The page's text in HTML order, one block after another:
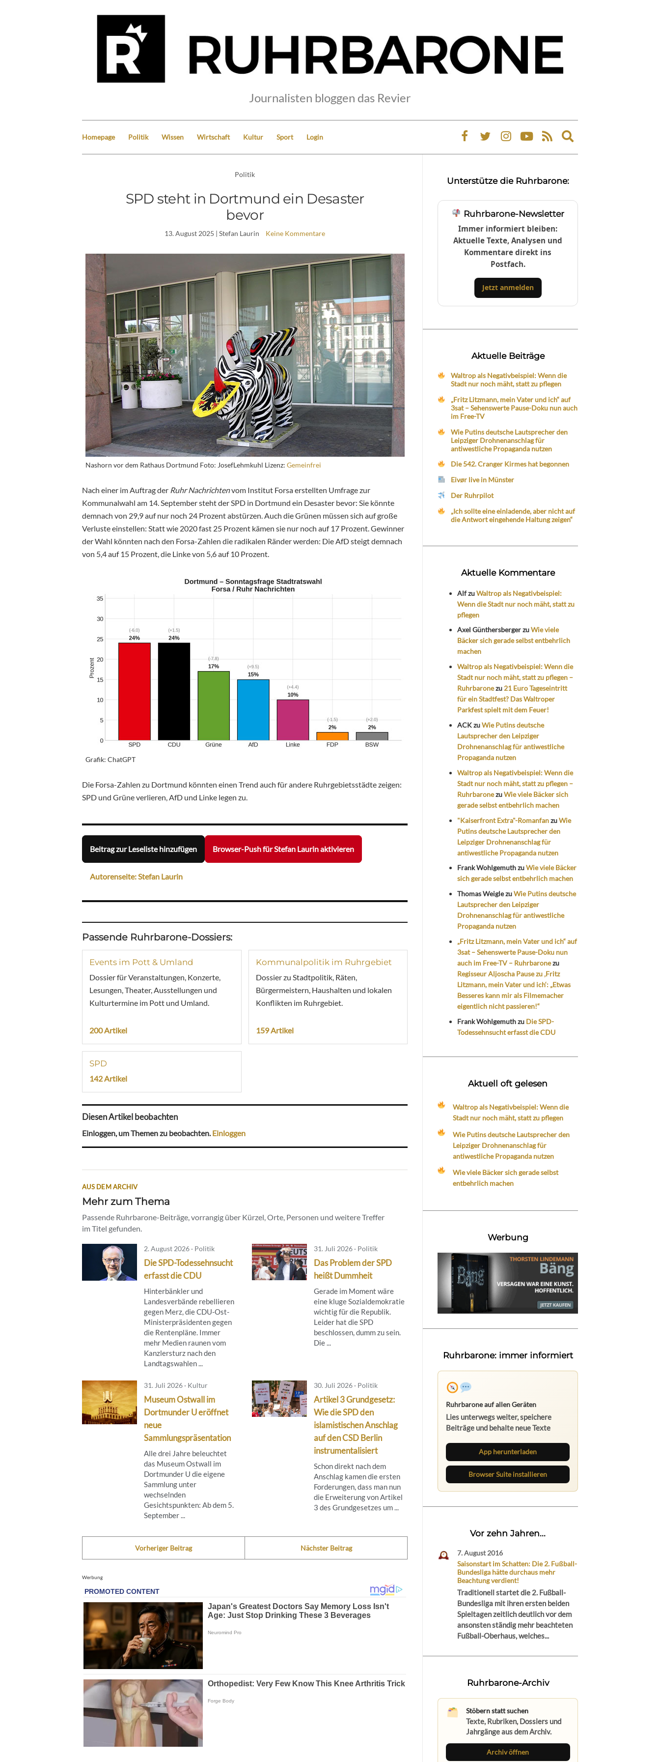
Journalisten bloggen das Revier
Homepage Politik Wissen Wirtschaft Kultur Sport Login
Expand
search
Politik
SPD steht in Dortmund ein Desaster
bevor
13. August 2025 | Stefan Laurin Keine Kommentare
Nashorn vor dem Rathaus Dortmund Foto: JosefLehmkuhl Lizenz: Gemeinfrei
Nach einer im Auftrag der Ruhr Nachrichtenvom Institut Forsa erstellten Umfrage zur
Kommunalwahl am 14. September steht der SPD in Dortmund ein Desaster bevor: Sie könnte
demnach von 29,9 auf nur noch 24 Prozent abstürzen. Auch die Grünen müssen sich auf große
Verluste einstellen: Statt wie 2020 fast 25 Prozent kämen sie nur noch auf 17 Prozent. Gewinner
der Wahl könnten nach den Forsa-Zahlen die radikalen Ränder werden: Die AfD steigt demnach
von 5,4 auf 15 Prozent, die Linke von 5,6 auf 10 Prozent.
Grafik: ChatGPT
Die Forsa-Zahlen zu Dortmund könnten einen Trend auch für andere Ruhrgebietsstädte zeigen:
SPD und Grüne verlieren, AfD und Linke legen zu.
Beitrag zur Leseliste hinzufügen Browser-Push für Stefan Laurin aktivieren
Autorenseite: Stefan Laurin
Passende Ruhrbarone-Dossiers:
Events im Pott & Umland
Dossier für Veranstaltungen, Konzerte,
Lesungen, Theater, Ausstellungen und
Kulturtermine im Pott und Umland.
200 Artikel
Kommunalpolitik im Ruhrgebiet
Dossier zu Stadtpolitik, Räten,
Bürgermeistern, Haushalten und lokalen
Konflikten im Ruhrgebiet.
159 Artikel
SPD
142 Artikel
Diesen Artikel beobachten
Einloggen, um Themen zu beobachten.Einloggen
AUS DEM ARCHIV
Mehr zum Thema
Passende Ruhrbarone-Beiträge, vorrangig über Kürzel, Orte, Personen und weitere Treffer
im Titel gefunden.
2. August 2026 · Politik
Die SPD-Todessehnsucht
erfasst die CDU
Hinterbänkler und
Landesverbände rebellieren
gegen Merz, die CDU-Ost-
Ministerpräsidenten gegen
die Rentenpläne. Immer
mehr Medien raunen vom
Kanzlersturz nach den
Landtagswahlen ...
31. Juli 2026 · Politik
Das Problem der SPD
heißt Dummheit
Gerade im Moment wäre
eine kluge Sozialdemokratie
wichtig für die Republik.
Leider hat die SPD
beschlossen, dumm zu sein.
Die ...
31. Juli 2026 · Kultur
Museum Ostwall im
Dortmunder U eröffnet
neue
Sammlungspräsentation
Alle drei Jahre beleuchtet
das Museum Ostwall im
Dortmunder U die eigene
Sammlung unter
wechselnden
Gesichtspunkten: Ab dem 5.
September ...
30. Juli 2026 · Politik
Artikel 3 Grundgesetz:
Wie die SPD den
islamistischen Anschlag
auf den CSD Berlin
instrumentalisiert
Schon direkt nach dem
Anschlag kamen die ersten
Forderungen, dass man nun
die Erweiterung von Artikel
3 des Grundgesetzes um ...
Vorheriger Beitrag Nächster Beitrag
Werbung
Unterstütze die Ruhrbarone:
Ruhrbarone-Newsletter
Immer informiert bleiben:
Aktuelle Texte, Analysen und
Kommentare direkt ins
Postfach.
Jetzt anmelden
Aktuelle Beiträge
Waltrop als Negativbeispiel: Wenn die
Stadt nur noch mäht, statt zu pflegen
„Fritz Litzmann, mein Vater und ich“ auf
3sat – Sehenswerte Pause-Doku nun auch
im Free-TV
Wie Putins deutsche Lautsprecher den
Leipziger Drohnenanschlag für
antiwestliche Propaganda nutzen
Die 542. Cranger Kirmes hat begonnen
Eivør live in Münster
Der Ruhrpilot
„Ich sollte eine einladende, aber nicht auf
die Antwort eingehende Haltung zeigen“
Aktuelle Kommentare
AlfzuWaltrop als Negativbeispiel:
Wenn die Stadt nur noch mäht, statt zu
pflegen
Axel GünthersbergerzuWie viele
Bäcker sich gerade selbst entbehrlich
machen
Waltrop als Negativbeispiel: Wenn die
Stadt nur noch mäht, statt zu pflegen –
Ruhrbaronezu 21 Euro Tageseintritt
für ein Stadtfest? Das Waltroper
Parkfest spielt mit dem Feuer!
ACKzuWie Putins deutsche
Lautsprecher den Leipziger
Drohnenanschlag für antiwestliche
Propaganda nutzen
Waltrop als Negativbeispiel: Wenn die
Stadt nur noch mäht, statt zu pflegen –
RuhrbaronezuWie viele Bäcker sich
gerade selbst entbehrlich machen
"Kaiserfront Extra"-RomanfanzuWie
Putins deutsche Lautsprecher den
Leipziger Drohnenanschlag für
antiwestliche Propaganda nutzen
Frank WohlgemuthzuWie viele Bäcker
sich gerade selbst entbehrlich machen
Thomas WeiglezuWie Putins deutsche
Lautsprecher den Leipziger
Drohnenanschlag für antiwestliche
Propaganda nutzen
„Fritz Litzmann, mein Vater und ich“ auf
3sat – Sehenswerte Pause-Doku nun
auch im Free-TV – Ruhrbaronezu
Regisseur Aljoscha Pause zu ‚Fritz
Litzmann, mein Vater und ich‘: „Etwas
Besseres kann mir als Filmemacher
eigentlich nicht passieren!“
Frank Wohlgemuthzu Die SPD-
Todessehnsucht erfasst die CDU
Aktuell oft gelesen
Waltrop als Negativbeispiel: Wenn die
Stadt nur noch mäht, statt zu pflegen
Wie Putins deutsche Lautsprecher den
Leipziger Drohnenanschlag für
antiwestliche Propaganda nutzen
Wie viele Bäcker sich gerade selbst
entbehrlich machen
Werbung
Ruhrbarone: immer informiert
Ruhrbarone auf allen Geräten
Lies unterwegs weiter, speichere
Beiträge und behalte neue Texte
App herunterladen
Browser Suite installieren
Vor zehn Jahren...
7. August 2016
Saisonstart im Schatten: Die 2. Fußball-
Bundesliga hätte durchaus mehr
Beachtung verdient!
Traditionell startet die 2. Fußball-
Bundesliga mit ihren ersten beiden
Spieltagen zeitlich deutlich vor dem
ansonsten ständig mehr beachteten
Fußball-Oberhaus, welches...
Ruhrbarone-Archiv
Stöbern statt suchen
Texte, Rubriken, Dossiers und
Jahrgänge aus dem Archiv.
Archiv öffnen